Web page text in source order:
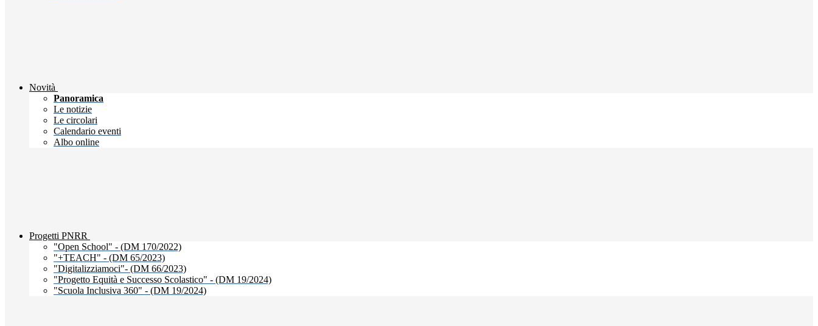
Novità
Panoramica
Le notizie
Le circolari
Calendario eventi
Albo online
Progetti PNRR
"Open School" - (DM 170/2022)
"+TEACH" - (DM 65/2023)
"Digitalizziamoci"- (DM 66/2023)
"Progetto Equità e Successo Scolastico" - (DM 19/2024)
"Scuola Inclusiva 360" - (DM 19/2024)